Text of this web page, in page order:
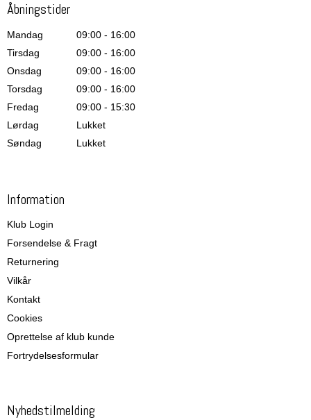
Åbningstider
Mandag
09:00 - 16:00
Tirsdag
09:00 - 16:00
Onsdag
09:00 - 16:00
Torsdag
09:00 - 16:00
Fredag
09:00 - 15:30
Lørdag
Lukket
Søndag
Lukket
Information
Klub Login
Forsendelse & Fragt
Returnering
Vilkår
Kontakt
Cookies
Oprettelse af klub kunde
Fortrydelsesformular
Nyhedstilmelding